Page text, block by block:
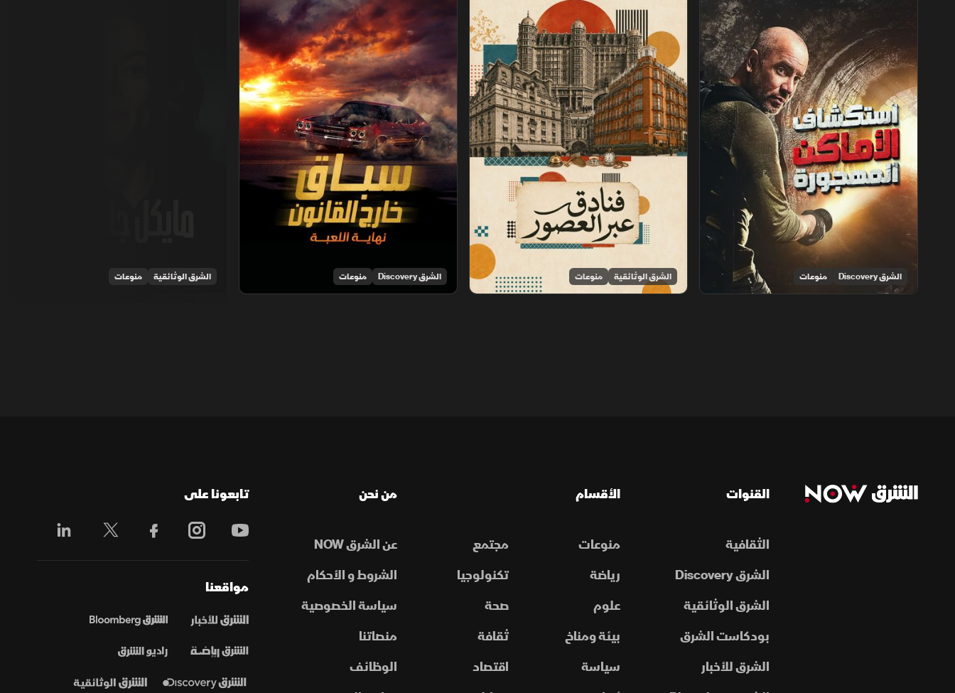
الشرق Discovery منوعات الشرق الوثائقية منوعات الشرق Discovery منوعات الشرق الوثائقية منوعات
القنوات
الثقافية
الشرق Discovery
الشرق الوثائقية
بودكاست الشرق
الشرق للأخبار
الأقسام
منوعات
مجتمع
رياضة
تكنولوجيا
علوم
صحة
بيئة ومناخ
ثقافة
سياسة
اقتصاد
من نحن
عن الشرق NOW
الشروط و الأحكام
سياسة الخصوصية
منصاتنا
الوظائف
تابعونا على
مواقعنا